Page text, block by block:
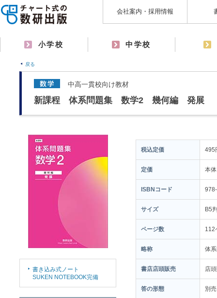
会社案内・採用情報
小学校 中学校
戻る
中高一貫校向け教材
新課程 体系問題集 数学2 幾何編 発展
税込定価 495
定価 本
ISBNコード
サイズ B5
ページ数 112
略称 体
書店店頭販売 店
答の形態 別
書き込み式ノート
SUKEN NOTEBOOK完備